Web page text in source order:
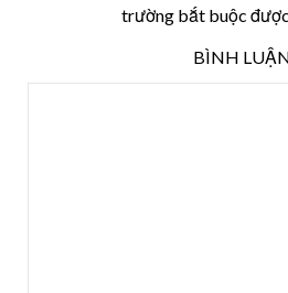
trường bắt buộc
BÌNH